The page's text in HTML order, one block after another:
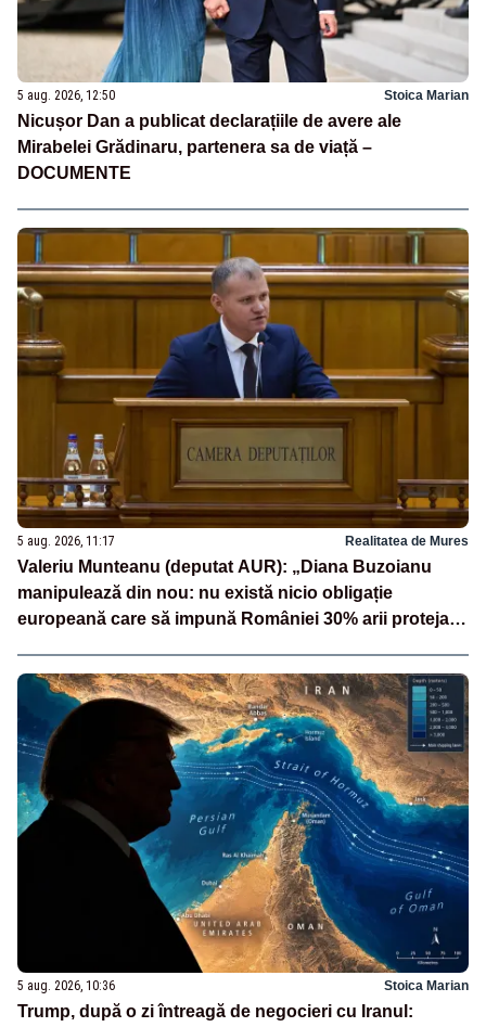
5 aug. 2026, 12:50 Stoica Marian
Nicușor Dan a publicat declarațiile de avere ale
Mirabelei Grădinaru, partenera sa de viață –
DOCUMENTE
5 aug. 2026, 11:17 Realitatea de Mures
Valeriu Munteanu (deputat AUR): „Diana Buzoianu
manipulează din nou: nu există nicio obligație
europeană care să impună României 30% arii protejate
5 aug. 2026, 10:36 Stoica Marian
Trump, după o zi întreagă de negocieri cu Iranul: